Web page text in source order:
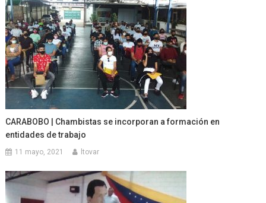
CARABOBO | Chambistas se incorporan a formación en
entidades de trabajo
11 mayo, 2021 ltovar